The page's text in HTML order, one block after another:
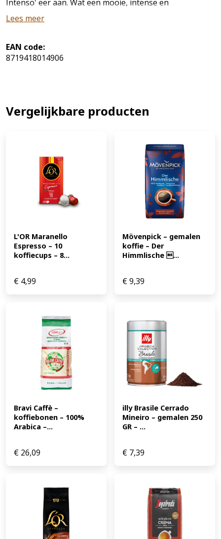
Intenso' eer aan. Wat een mooie, intense en
gebalanceerde set van smaken! De Gran Maestro
Italiano Lungo Intenso is een prachtige blend die
aanspreken.
Lees meer
EAN code:
8719418014906
Vergelijkbare producten
L'OR Maranello
Espresso – 10
koffiecups – 8...
€ 4,99
Mövenpick – gemalen
koffie – Der
Himmlische ...
€9,39
Bravi Caffè –
koffiebonen – 100%
Arabica –...
€ 26,09
illy Brasile Cerrado
Mineiro – gemalen 250
GR – ...
€ 7,39